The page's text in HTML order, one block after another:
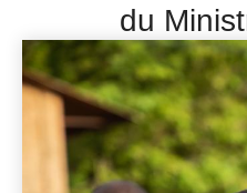
du